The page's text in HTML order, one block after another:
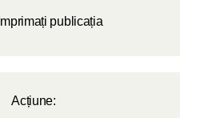
Imprimați publicația
Acțiune: